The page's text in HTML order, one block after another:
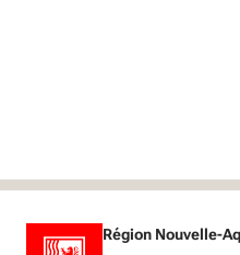
Région Nouvelle-